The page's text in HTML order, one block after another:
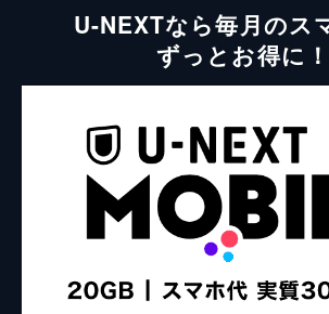
U-NEXTなら毎月のス
ずっとお得に！